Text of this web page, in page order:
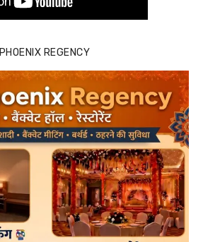
PHOENIX REGENCY